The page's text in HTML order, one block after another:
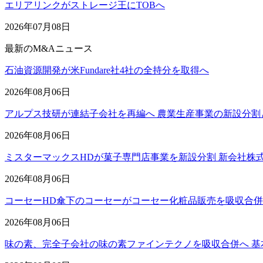
エリアリンクがストレージ王にTOBへ
2026年07月08日
最新のM&Aニュース
石油資源開発が米Fundare社4社の全持分を取得へ
2026年08月06日
アルプス技研が連結子会社を再編へ 農業生産事業の新設分
2026年08月06日
ミスターマックスHDが菓子専門店事業を新設分割 新会社株
2026年08月06日
コーセーHD傘下のコーセーがコーセー化粧品販売を吸収合
2026年08月06日
味の素、完全子会社の味の素ファインテクノを吸収合併へ